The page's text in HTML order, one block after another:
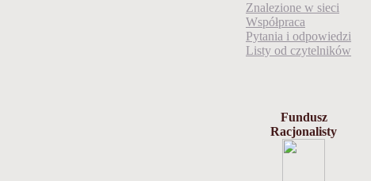
Znalezione w sieci
Współpraca
Pytania i odpowiedzi
Listy od czytelników
Fundusz
Racjonalisty